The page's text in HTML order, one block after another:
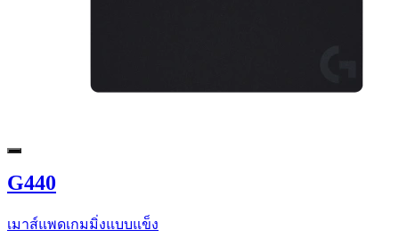
G440
เมาส์แพดเกมมิ่งแบบแข็ง